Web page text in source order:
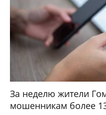
За неделю жители
мошенникам более